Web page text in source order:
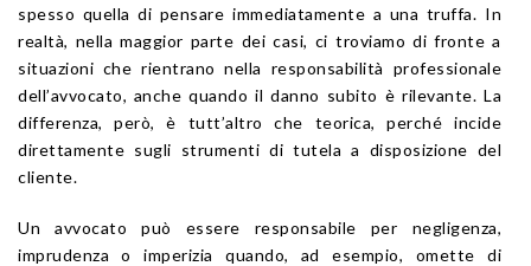
spesso quella di pensare immediatamente a una truffa. In
realtà, nella maggior parte dei casi, ci troviamo di fronte a
situazioni che rientrano nella responsabilità professionale
dell’avvocato, anche quando il danno subito è rilevante. La
differenza, però, è tutt’altro che teorica, perché incide
direttamente sugli strumenti di tutela a disposizione del
cliente.
Un avvocato può essere responsabile per negligenza,
imprudenza o imperizia quando, ad esempio, omette di